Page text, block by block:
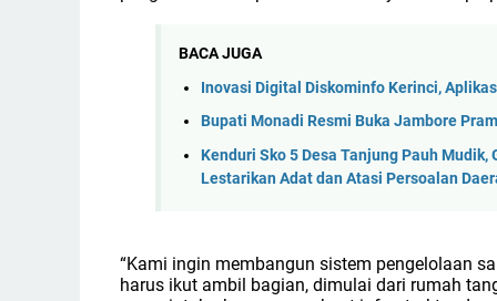
BACA JUGA
Inovasi Digital Diskominfo Kerinci,
Bupati Monadi Resmi Buka Jambore
Kenduri Sko 5 Desa Tanjung Pauh
Lestarikan Adat dan Atasi Persoalan
“Kami ingin membangun sistem pengelolaan
harus ikut ambil bagian, dimulai dari rumah